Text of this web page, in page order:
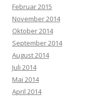
Februar 2015
November 2014
Oktober 2014
September 2014
August 2014
Juli 2014
Mai 2014
April 2014